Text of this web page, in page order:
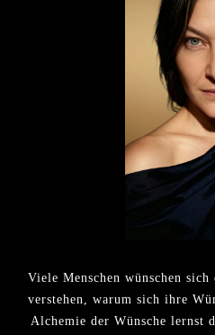
Viele Menschen wünschen
verstehen, warum sich ihre
Alchemie der Wünsche lernst